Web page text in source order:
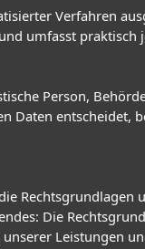
Verfahren
umfasst praktisch
Person,
Daten entscheidet,
Die
Leistungen